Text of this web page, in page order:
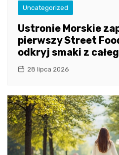
Uncategorized
Ustronie Morskie
pierwszy Street
odkryj smaki z
28 lipca 2026